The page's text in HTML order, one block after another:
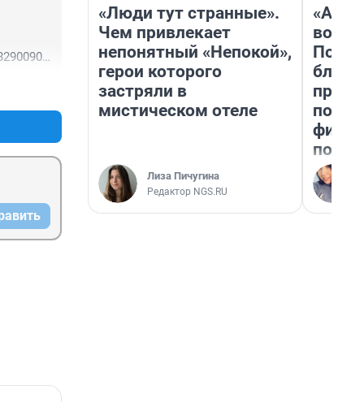
«Люди тут странные».
Чем привлекает
непонятный «Непокой»,
герои которого
застряли в
мистическом отеле
Лиза Пичугина
Редактор NGS.RU
вот